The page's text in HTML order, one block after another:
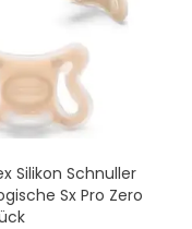
Silikon Schnuller
Sx Pro Zero